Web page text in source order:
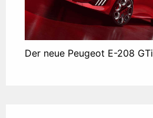
Der neue Peugeot E-208 GTi